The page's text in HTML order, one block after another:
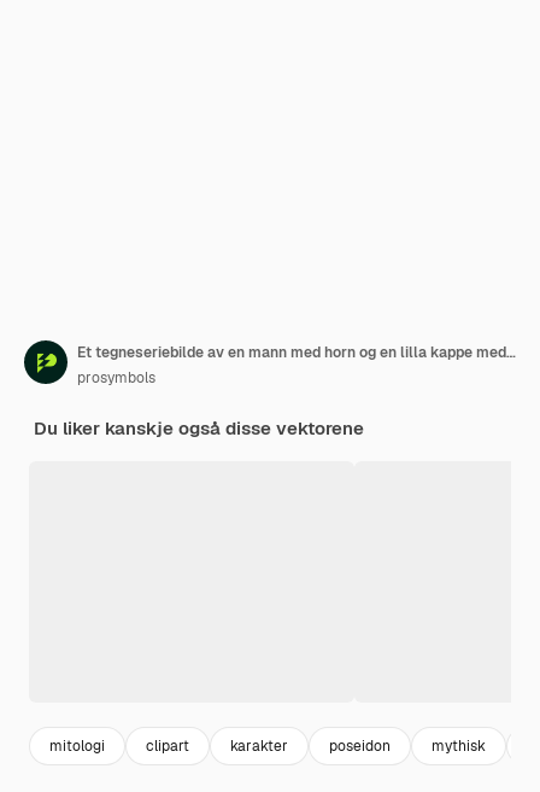
Et tegneseriebilde av en mann med horn og en lilla kappe med ordet «ild» på.
prosymbols
Du liker kanskje også disse vektorene
mitologi clipart karakter poseidon mythisk